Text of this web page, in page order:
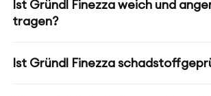
Ist Gründl Finezza weich und
tragen?
Ist Gründl Finezza